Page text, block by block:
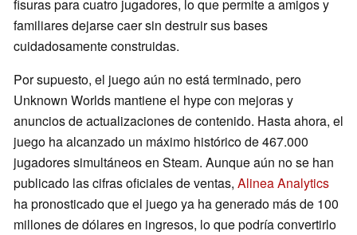
fisuras para cuatro jugadores, lo que permite a amigos y
familiares dejarse caer sin destruir sus bases
cuidadosamente construidas.
Por supuesto, el juego aún no está terminado, pero
Unknown Worlds mantiene el hype con mejoras y
anuncios de actualizaciones de contenido. Hasta ahora, el
juego ha alcanzado un máximo histórico de 467.000
jugadores simultáneos en Steam. Aunque aún no se han
publicado las cifras oficiales de ventas, Alinea Analytics
ha pronosticado que el juego ya ha generado más de 100
millones de dólares en ingresos, lo que podría convertirlo